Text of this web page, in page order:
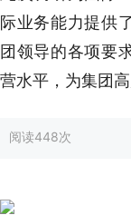
际业务能力提供
团领导的各项要
营水平，为集团
阅读448次